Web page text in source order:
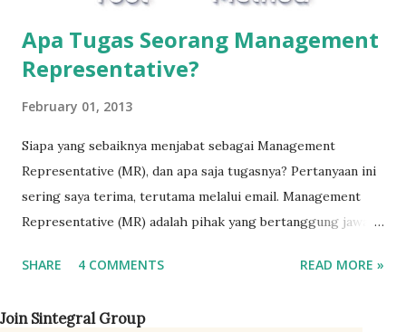
Apa Tugas Seorang Management
Representative?
February 01, 2013
Siapa yang sebaiknya menjabat sebagai Management
Representative (MR), dan apa saja tugasnya? Pertanyaan ini
sering saya terima, terutama melalui email. Management
Representative (MR) adalah pihak yang bertanggung jawab
9001 di perusahaan. Perannya adalah mengoordinasikan
dengan persyaratan standar. Standar ISO 9001 sendiri tidak
SHARE 4 COMMENTS READ MORE »
Join Sintegral Group